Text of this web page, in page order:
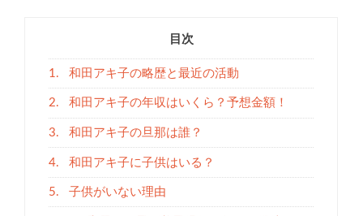
目次
1. 和田アキ子の略歴と最近の活動
2. 和田アキ子の年収はいくら？予想金額！
3. 和田アキ子の旦那は誰？
4. 和田アキ子に子供はいる？
5. 子供がいない理由